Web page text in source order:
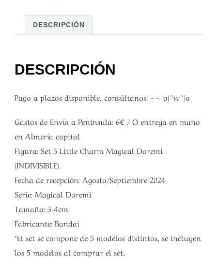
DESCRIPCIÓN
DESCRIPCIÓN
Pago a plazos disponible, consúltanos! ~~ o(^w^)o
Gastos de Envío a Peninsula: 6€ / O entrega en mano
en Almería capital
Figura: Set 5 Little Charm Magical Doremi
(INDIVISIBLE)
Fecha de recepción: Agosto/Septiembre 2024
Serie: Magical Doremi
Tamaño: 3-4cm
Fabricante: Bandai
*El set se compone de 5 modelos distintos, se incluyen
los 5 modelos al comprar el set.